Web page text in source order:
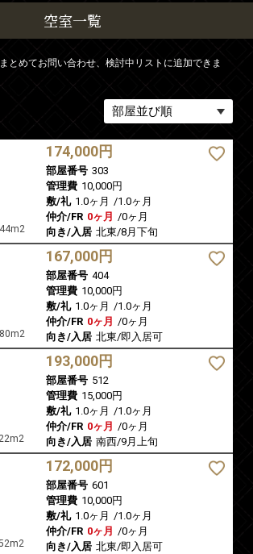
空室一覧
とめてお問い合わせ、検討中リストに追加できま
174,000円
部屋番号 303
管理費 10,000円
敷/礼 1.0ヶ月 /1.0ヶ月
仲介/FR 0ヶ月 /0ヶ月
向き/入居 北東/8月下旬
167,000円
部屋番号 404
管理費 10,000円
敷/礼 1.0ヶ月 /1.0ヶ月
仲介/FR 0ヶ月 /0ヶ月
向き/入居 北東/即入居可
193,000円
部屋番号 512
管理費 15,000円
敷/礼 1.0ヶ月 /1.0ヶ月
仲介/FR 0ヶ月 /0ヶ月
向き/入居 南西/9月上旬
172,000円
部屋番号 601
管理費 10,000円
敷/礼 1.0ヶ月 /1.0ヶ月
仲介/FR 0ヶ月 /0ヶ月
向き/入居 北東/即入居可